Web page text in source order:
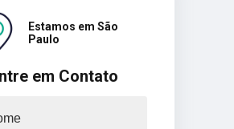
em Contato
Estamos em São
Paulo